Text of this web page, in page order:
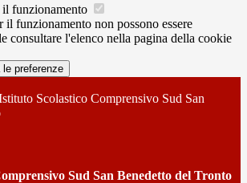
il funzionamento
il funzionamento non possono essere
consultare l'elenco nella pagina della cookie
le preferenze
Scolastico Comprensivo Sud San
Sud San Benedetto del Tronto